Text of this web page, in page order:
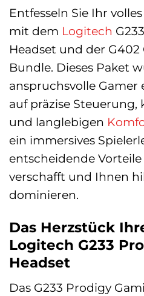
Entfesseln Sie Ihr
mit dem Logitech
Headset und der
Bundle. Dieses Paket
anspruchsvolle
auf präzise Steuerung,
und langlebigen
ein immersives
entscheidende
verschafft und Ihnen
dominieren.
Das Herzstück
Logitech G233
Headset
Das G233 Prodigy